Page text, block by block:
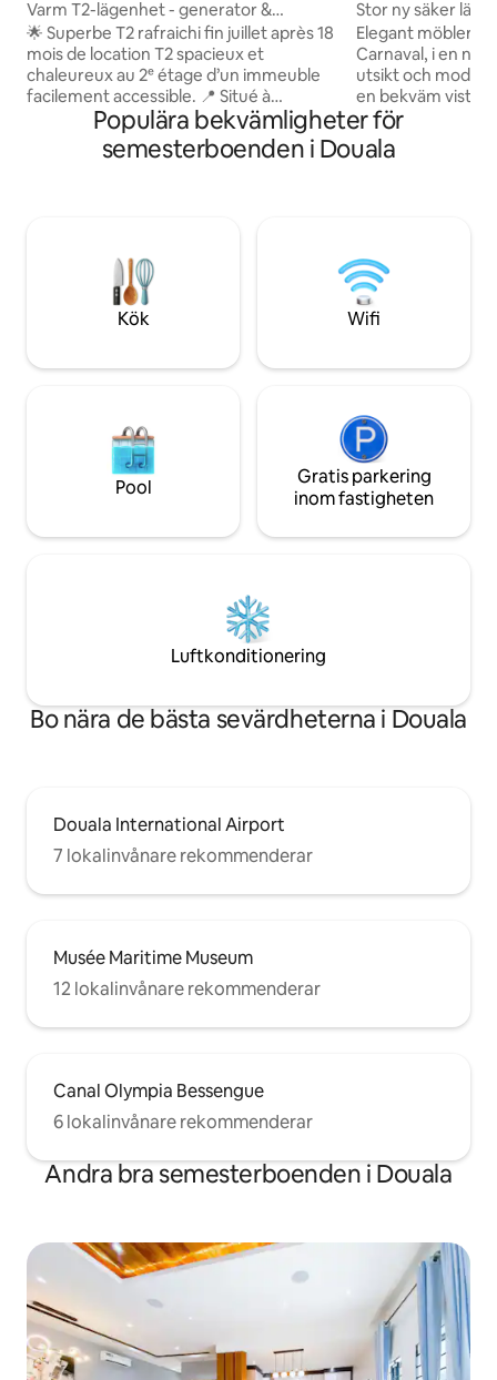
Varm T2-lägenhet - generator &
borrning
🌟 Superbe T2 rafraichi fin juillet après 18
mois de location T2 spacieux et
chaleureux au 2ᵉ étage d’un immeuble
facilement accessible. 📍 Situé à
Bonamoussadi - Santa Barbara à 3 min à
pied de la route bitumée. Non loin de
Sorepco, rond point baho... 🛡️ Sécurité &
via Fibre optique ❄️ Climatisation salon et
chambre ✨Serrure connectée
Stor ny säker
Elegant
Carnaval, i en
utsikt och
en bekväm
miljö. Centralt
än 10 minuter
kameror,
Netflix, kingsize-
mot avgift.
Populära bekvämligheter för
semesterboenden i Douala
Kök Wifi
Pool
Gratis parkering
inom fastigheten
Luftkonditionering
Bo nära de bästa sevärdheterna i Douala
Douala International Airport
7 lokalinvånare rekommenderar
Musée Maritime Museum
12 lokalinvånare rekommenderar
Canal Olympia Bessengue
6 lokalinvånare rekommenderar
Andra bra semesterboenden i Douala